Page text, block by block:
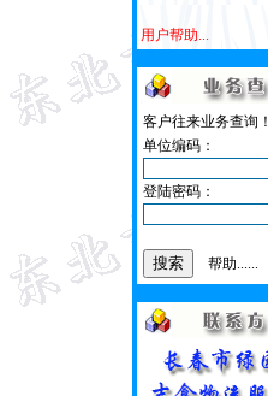
用户帮助...
客户往来业务查询！
单位编码：
登陆密码：
帮助......